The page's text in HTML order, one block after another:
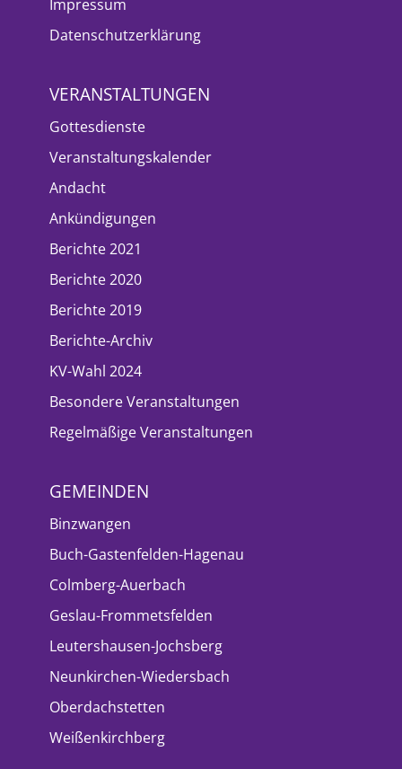
Impressum
Datenschutzerklärung
VERANSTALTUNGEN
Gottesdienste
Veranstaltungskalender
Andacht
Ankündigungen
Berichte 2021
Berichte 2020
Berichte 2019
Berichte-Archiv
KV-Wahl 2024
Besondere Veranstaltungen
Regelmäßige Veranstaltungen
GEMEINDEN
Binzwangen
Buch-Gastenfelden-Hagenau
Colmberg-Auerbach
Geslau-Frommetsfelden
Leutershausen-Jochsberg
Neunkirchen-Wiedersbach
Oberdachstetten
Weißenkirchberg